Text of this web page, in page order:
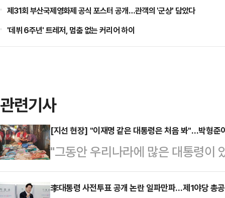
제31회 부산국제영화제 공식 포스터 공개…관객의 '군상' 담았다
'데뷔 6주년' 트레저, 멈춤 없는 커리어 하이
관련기사
[지선 현장] "이재명 같은 대통령은 처음 봐"…박형준
"그동안 우리나라에 많은 대통령이
리를 굴리고 또 정상적인 법질서를
봤다."박형준 국민의힘 부산시장
李대통령 사전투표 공개 논란 일파만파…제1야당 총